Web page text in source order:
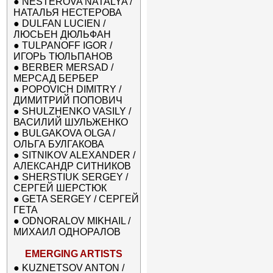
НАТАЛЬЯ НЕСТЕРОВА
● DULFAN LUCIEN /
ЛЮСЬЕН ДЮЛЬФАН
● TULPANOFF IGOR /
ИГОРЬ ТЮЛЬПАНОВ
● BERBER MERSAD /
МЕРСАД БЕРБЕР
● POPOVICH DIMITRY /
ДИМИТРИЙ ПОПОВИЧ
● SHULZHENKO VASILY /
ВАСИЛИЙ ШУЛЬЖЕНКО
● BULGAKOVA OLGA /
ОЛЬГА БУЛГАКОВА
● SITNIKOV ALEXANDER /
АЛЕКСАНДР СИТНИКОВ
● SHERSTIUK SERGEY /
СЕРГЕЙ ШЕРСТЮК
● GETA SERGEY / СЕРГЕЙ
ГЕТА
● ODNORALOV MIKHAIL /
МИХАИЛ ОДНОРАЛОВ
EMERGING ARTISTS
● KUZNETSOV ANTON /